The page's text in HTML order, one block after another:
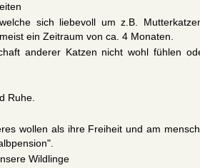
sich liebevoll um z.B.
ein Zeitraum von ca. 4 Monaten.
anderer Katzen nicht wohl fühlen
Ruhe.
wollen als ihre Freiheit und am
Wildlinge